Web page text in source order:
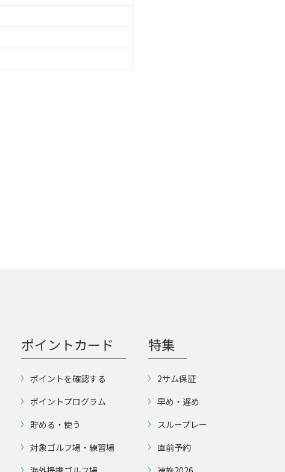
ポイントカード
ポイントを確認する
ポイントプログラム
貯める・使う
対象ゴルフ場・練習場
特集
2サム保証
早め・遅め
スループレー
直前予約